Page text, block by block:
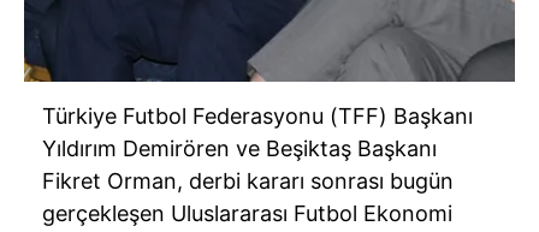
Türkiye Futbol Federasyonu (TFF) Başkanı
Yıldırım Demirören ve Beşiktaş Başkanı
Fikret Orman, derbi kararı sonrası bugün
gerçekleşen Uluslararası Futbol Ekonomi